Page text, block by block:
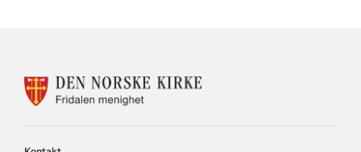
KONTAKTINFORMASJON